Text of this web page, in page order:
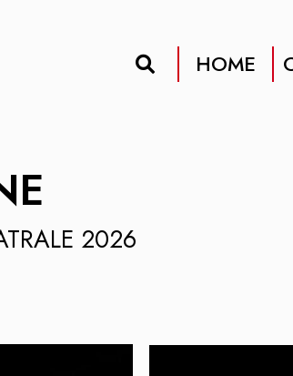
2026
HOME